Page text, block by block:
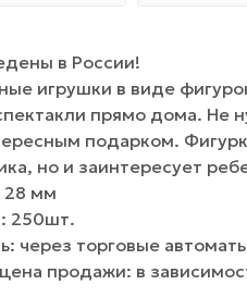
в России!
игрушки в виде
прямо дома. Не
подарком.
но и заинтересует
28 мм
250шт.
через торговые
продажи: в